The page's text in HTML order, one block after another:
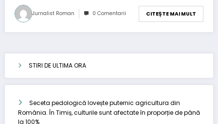
Jurnalist Roman 0 Comentarii CITEȘTE MAI MULT
STIRI DE ULTIMA ORA
Seceta pedologică lovește puternic agricultura din
România. În Timiș, culturile sunt afectate în proporție de până
la 100%